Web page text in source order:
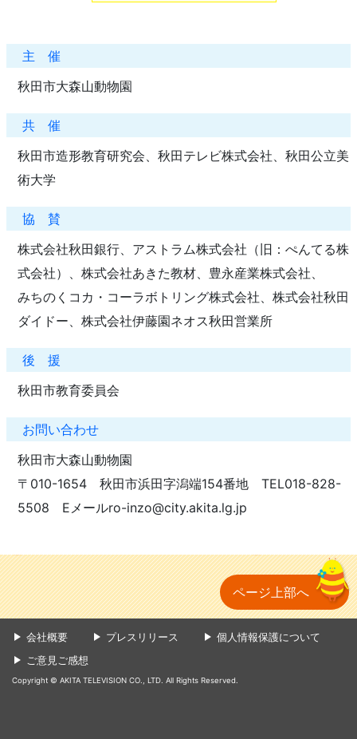
主 催
秋田市大森山動物園
共 催
秋田市造形教育研究会、秋田テレビ株式会社、秋田公立美
術大学
協 賛
株式会社秋田銀行、アストラム株式会社（旧：ぺんてる株
式会社）、株式会社あきた教材、豊永産業株式会社、
みちのくコカ・コーラボトリング株式会社、株式会社秋田
ダイドー、株式会社伊藤園ネオス秋田営業所
後 援
秋田市教育委員会
お問い合わせ
秋田市大森山動物園
〒010-1654 秋田市浜田字潟端154番地 TEL018-828-
5508 Eメールro-inzo@city.akita.lg.jp
ページ上部へ
会社概要 プレスリリース
個人情報保護について
ご意見ご感想
Copyright © AKITA TELEVISION CO., LTD. All Rights Reserved.